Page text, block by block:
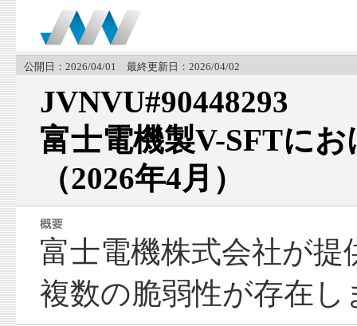
公開日：2026/04/01 最終更新日：2026/04/02
JVNVU#90448293
富士電機製V-SFTに
（2026年4月）
富士電機株式会社が提
複数の脆弱性が存在し